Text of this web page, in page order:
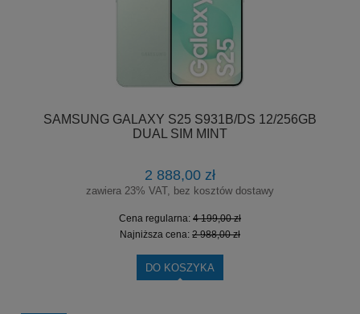
SAMSUNG GALAXY S25 S931B/DS 12/256GB
DUAL SIM MINT
2 888,00 zł
zawiera 23% VAT, bez kosztów dostawy
Cena regularna: 4 199,00 zł
Najniższa cena: 2 988,00 zł
DO KOSZYKA